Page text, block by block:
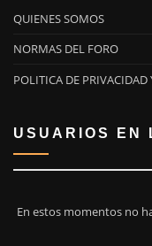
QUIENES SOMOS
NORMAS DEL FORO
POLITICA DE PRIVACIDAD
USUARIOS EN
En estos momentos no